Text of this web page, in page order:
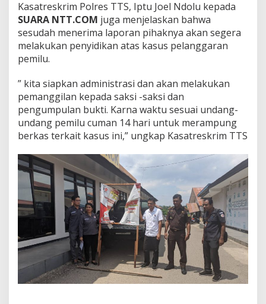
Kasatreskrim Polres TTS, Iptu Joel Ndolu kepada
SUARA NTT.COM juga menjelaskan bahwa
sesudah menerima laporan pihaknya akan segera
melakukan penyidikan atas kasus pelanggaran
pemilu.
” kita siapkan administrasi dan akan melakukan
pemanggilan kepada saksi -saksi dan
pengumpulan bukti. Karna waktu sesuai undang-
undang pemilu cuman 14 hari untuk merampung
berkas terkait kasus ini,” ungkap Kasatreskrim TTS